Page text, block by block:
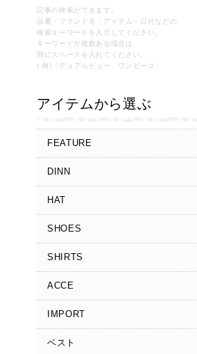
記事の検索ができます。
品番・ブランド名・アイテム・日付などの
検索キーワードを入力してください。
キーワードが複数ある場合は、
間にスペースを入れてください。
( 例)「デュアルビュー ワンピース」
アイテムから選ぶ
FEATURE
DINN
HAT
SHOES
SHIRTS
ACCE
IMPORT
ベスト